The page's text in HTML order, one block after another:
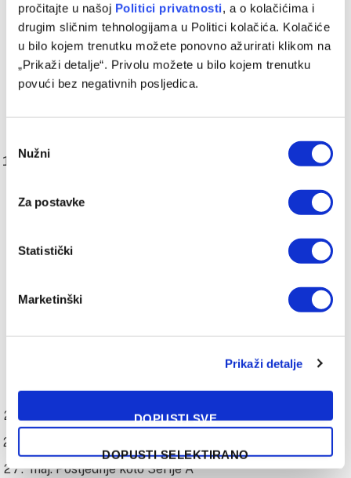
pročitajte u našoj Politici privatnosti, a o kolačićima i
drugim sličnim tehnologijama u Politici kolačića. Kolačiće
u bilo kojem trenutku možete ponovno ažurirati klikom na
„Prikaži detalje“. Privolu možete u bilo kojem trenutku
povući bez negativnih posljedica.
Selection
Nužni
Za postavke
Statistički
Marketinški
Prikaži detalje
DOPUSTI SVE
DOPUSTI SELEKTIRANO
6. i 7. maj: Revanš mečevi polufinala Lige prvaka
7. maj: BiH – Island (5. kolo kvalifikacija za Evropsko
prvenstvo u rukometu)
7. maj: Prva utakmica finala Kupa Bosne i Hercegovine
maj: Liverpool – Arsenal (36. kolo Premiershipa)
11. maj: Grčka – BiH (6. kolo kvalifikacija za Evropsko
11. maj: Barcelona – Real Madrid (35. kolo La Lige)
14. maj: Revanš utakmica finala Kupa Bosne i
21. maj: Finale Evropske lige na stadionu San Mames
maj: Posljednje kolo Premier league
maj: Posljednje kolo Serije A